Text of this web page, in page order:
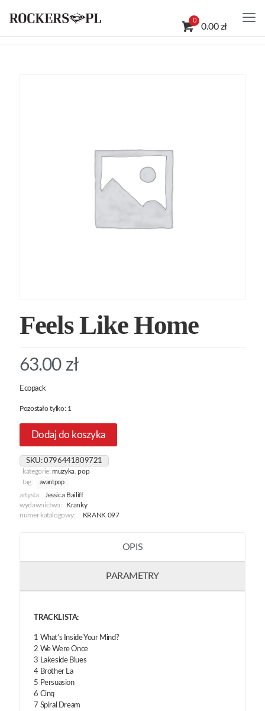
0
0.00 zł
Feels Like Home
63.00 zł
Ecopack
Pozostało tylko: 1
Dodaj do koszyka
SKU:0796441809721
kategorie:muzyka,pop
tag:
avantpop
artysta:
Jessica Bailiff
wydawnictwo:
Kranky
numer katalogowy:
KRANK 097
OPIS
PARAMETRY
TRACKLISTA:
1 What’s Inside Your Mind?
2 We Were Once
3 Lakeside Blues
4 Brother La
5 Persuasion
6 Cinq
7 Spiral Dream